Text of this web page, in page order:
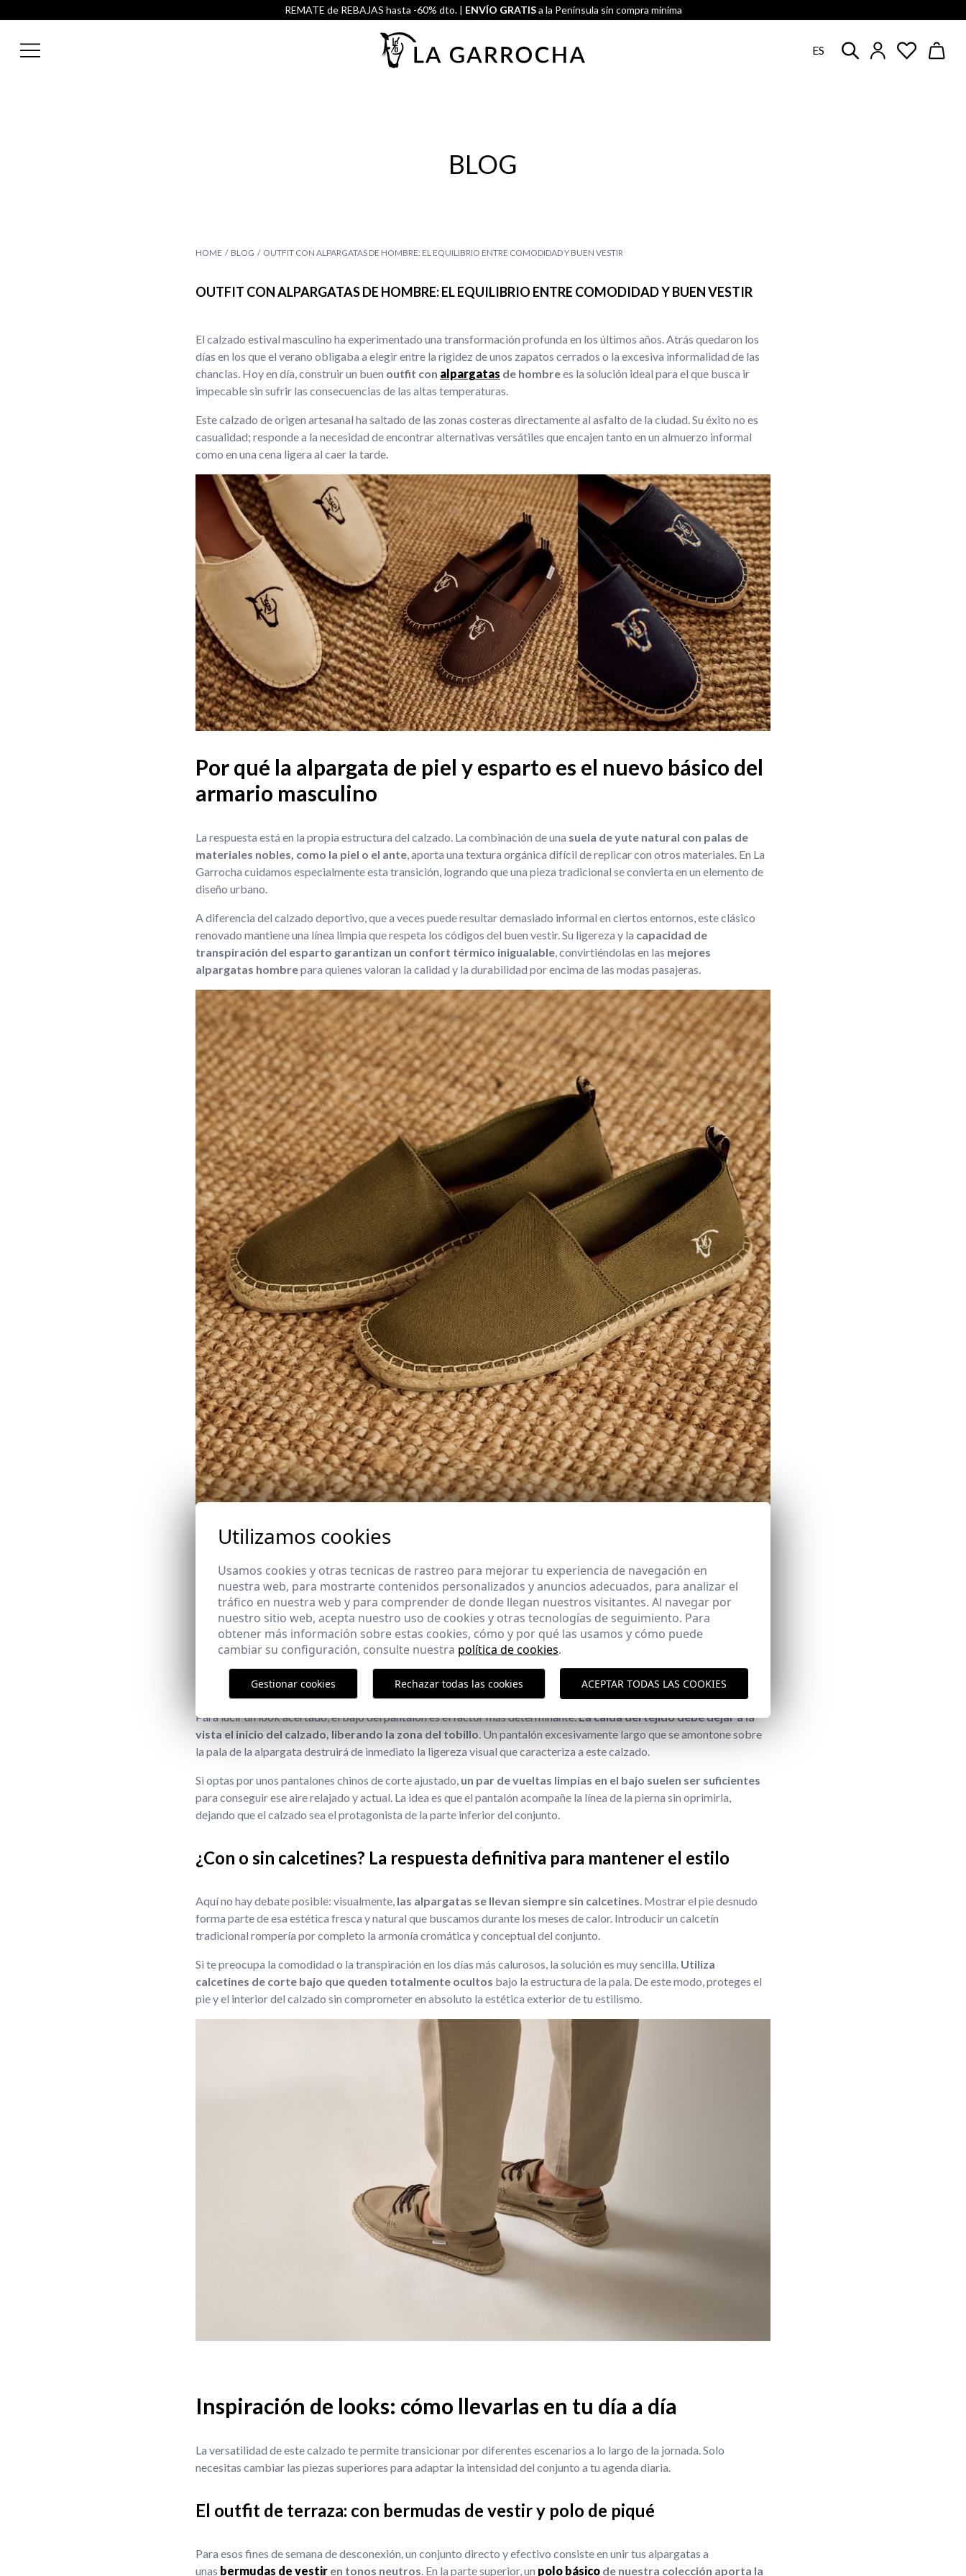
REMATE de REBAJAS hasta -60% dto. | ENVÍO GRATISa la Península sin compra mínima
ES
BLOG
HOME BLOG OUTFIT CON ALPARGATAS DE HOMBRE: EL EQUILIBRIO ENTRE COMODIDAD Y BUEN VESTIR
OUTFIT CON ALPARGATAS DE HOMBRE: EL EQUILIBRIO ENTRE COMODIDAD Y BUEN VESTIR
El calzado estival masculino ha experimentado una transformación profunda en los últimos años. Atrás quedaron los
días en los que el verano obligaba a elegir entre la rigidez de unos zapatos cerrados o la excesiva informalidad de las
chanclas. Hoy en día, construir un buen outfit con alpargatas de hombrees la solución ideal para el que busca ir
impecable sin sufrir las consecuencias de las altas temperaturas.
Este calzado de origen artesanal ha saltado de las zonas costeras directamente al asfalto de la ciudad. Su éxito no es
casualidad; responde a la necesidad de encontrar alternativas versátiles que encajen tanto en un almuerzo informal
como en una cena ligera al caer la tarde.
Por qué la alpargata de piel y esparto es el nuevo básico del
armario masculino
La respuesta está en la propia estructura del calzado. La combinación de una suela de yute natural con palas de
materiales nobles, como la piel o el ante, aporta una textura orgánica difícil de replicar con otros materiales. En La
Garrocha cuidamos especialmente esta transición, logrando que una pieza tradicional se convierta en un elemento de
diseño urbano.
A diferencia del calzado deportivo, que a veces puede resultar demasiado informal en ciertos entornos, este clásico
renovado mantiene una línea limpia que respeta los códigos del buen vestir. Su ligereza y la capacidad de
transpiración del esparto garantizan un confort térmico inigualable, convirtiéndolas en las mejores
alpargatas hombrepara quienes valoran la calidad y la durabilidad por encima de las modas pasajeras.
Claves esenciales para acertar al combinar tus alpargatas
Introducir este calzado en tu rutina diaria requiere prestar atención a un par de detalles estructurales. No se trata de
ponérselas con lo primero que encuentres en el armario, sino de entender cómo interactúan con el resto de las prendas
para que el conjunto se vea equilibrado y favorecedor.
El largo del pantalón: el secreto está en el tobillo
Para lucir un look acertado, el bajo del pantalón es el factor más determinante.La caída del tejido debe dejar a la
vista el inicio del calzado, liberando la zona del tobillo . Un pantalón excesivamente largo que se amontone sobre
la pala de la alpargata destruirá de inmediato la ligereza visual que caracteriza a este calzado.
Si optas por unos pantalones chinos de corte ajustado, un par de vueltas limpias en el bajo suelen ser suficientes
para conseguir ese aire relajado y actual. La idea es que el pantalón acompañe la línea de la pierna sin oprimirla,
dejando que el calzado sea el protagonista de la parte inferior del conjunto.
¿Con o sin calcetines? La respuesta definitiva para mantener el estilo
Aquí no hay debate posible: visualmente, las alpargatas se llevan siempre sin calcetines . Mostrar el pie desnudo
forma parte de esa estética fresca y natural que buscamos durante los meses de calor. Introducir un calcetín
tradicional rompería por completo la armonía cromática y conceptual del conjunto.
Si te preocupa la comodidad o la transpiración en los días más calurosos, la solución es muy sencilla. Utiliza
calcetines de corte bajo que queden totalmente ocultos bajo la estructura de la pala. De este modo, proteges el
pie y el interior del calzado sin comprometer en absoluto la estética exterior de tu estilismo.
Inspiración de looks: cómo llevarlas en tu día a día
La versatilidad de este calzado te permite transicionar por diferentes escenarios a lo largo de la jornada. Solo
necesitas cambiar las piezas superiores para adaptar la intensidad del conjunto a tu agenda diaria.
El outfit de terraza: con bermudas de vestir y polo de piqué
Para esos fines de semana de desconexión, un conjunto directo y efectivo consiste en unir tus alpargatas a
unas bermudas de vestir en tonos neutros . En la parte superior, un polo básico de nuestra colección aporta la
Utilizamos cookies
Usamos cookies y otras tecnicas de rastreo para mejorar tu experiencia de navegación en
nuestra web, para mostrarte contenidos personalizados y anuncios adecuados, para analizar el
tráfico en nuestra web y para comprender de donde llegan nuestros visitantes. Al navegar por
nuestro sitio web, acepta nuestro uso de cookies y otras tecnologías de seguimiento. Para
obtener más información sobre estas cookies, cómo y por qué las usamos y cómo puede
cambiar su configuración, consulte nuestra política de cookies.
Gestionar cookies Rechazar todas las cookies ACEPTAR TODAS LAS COOKIES